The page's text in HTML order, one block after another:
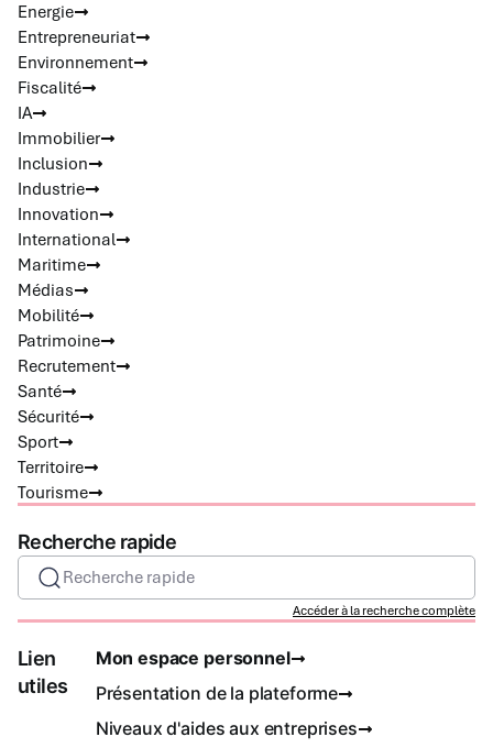
Energie
Entrepreneuriat
Environnement
Fiscalité
IA
Immobilier
Inclusion
Industrie
Innovation
International
Maritime
Médias
Mobilité
Patrimoine
Recrutement
Santé
Sécurité
Sport
Territoire
Tourisme
Recherche rapide
Recherche rapide
Accéder à la recherche complète
Lien
utiles
Mon espace personnel
Présentation de la plateforme
Niveaux d'aides aux entreprises